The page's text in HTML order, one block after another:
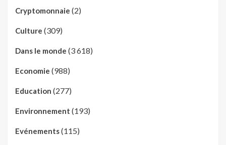
Cryptomonnaie (2)
Culture (309)
Dans le monde (3 618)
Economie (988)
Education (277)
Environnement (193)
Evénements(115)